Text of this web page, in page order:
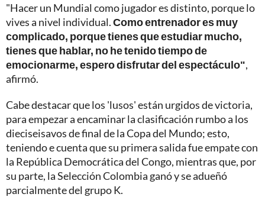
"Hacer un Mundial como jugador es distinto, porque lo
vives a nivel individual.Como entrenador es muy
complicado, porque tienes que estudiar mucho,
tienes que hablar, no he tenido tiempo de
emocionarme, espero disfrutar del espectáculo",
afirmó.
Cabe destacar que los 'lusos' están urgidos de victoria,
para empezar a encaminar la clasificación rumbo a los
dieciseisavos de final de la Copa del Mundo; esto,
teniendo e cuenta que su primera salida fue empate con
la República Democrática del Congo, mientras que, por
su parte, la Selección Colombia ganó y se adueñó
parcialmente del grupo K.